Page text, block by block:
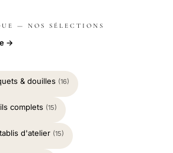
— NOS SÉLECTIONS
→
& douilles (16)
complets (15)
d'atelier (15)